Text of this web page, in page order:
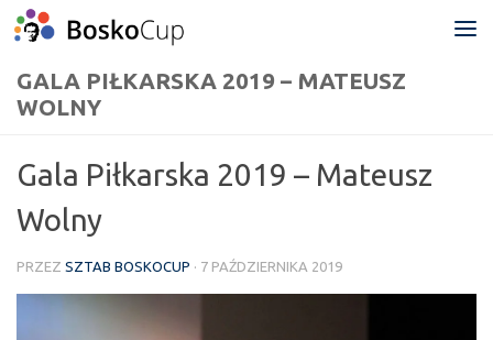
Przejdź do treści
GALA PIŁKARSKA 2019 – MATEUSZ
WOLNY
Gala Piłkarska 2019 – Mateusz
Wolny
PRZEZ SZTAB BOSKOCUP · 7 PAŹDZIERNIKA 2019